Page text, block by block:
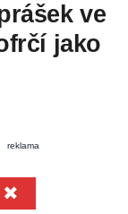
ve
jako
reklama
✖